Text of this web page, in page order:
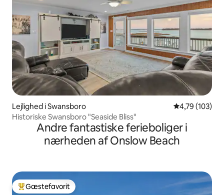
Lejlighed i Swansboro 4,79 ud af 5 i
4,79 (103)
Historiske Swansboro "Seaside Bliss"
Andre fantastiske ferieboliger i
nærheden af Onslow Beach
Bedste gæstefavorit
Gæstefavorit